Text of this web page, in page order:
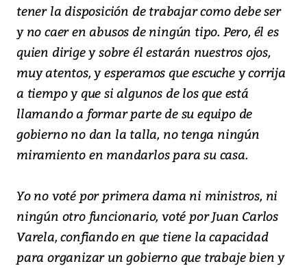
tener la disposición de trabajar como debe ser
y no caer en abusos de ningún tipo. Pero, él es
quien dirige y sobre él estarán nuestros ojos,
muy atentos, y esperamos que escuche y corrija
a tiempo y que si algunos de los que está
llamando a formar parte de su equipo de
gobierno no dan la talla, no tenga ningún
miramiento en mandarlos para su casa.
Yo no voté por primera dama ni ministros, ni
ningún otro funcionario, voté por Juan Carlos
Varela, confiando en que tiene la capacidad
para organizar un gobierno que trabaje bien y